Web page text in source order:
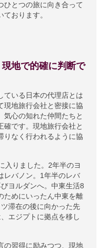
ひとつの旅に向き合って
おります。
地で的確に判断で
ている日本の代理店とは
現地旅行会社と密接に協
気心の知れた仲間たちと
確です。現地旅行会社と
りなく行われるように協
入りました。2年半のヨ
レバノン。1年半のレバ
ヨルダンへ。中東生活8
ためにいったん中東を離
滞在の後に向かった先
エジプトに拠点を移し
の習得に励みつつ、現地